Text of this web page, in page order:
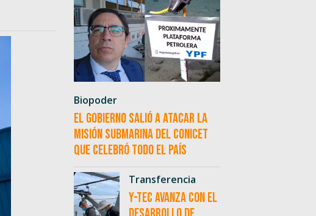
Biopoder
El Gobierno salió a atacar la
misión submarina del CONICET
que celebró todo el país
Transferencia
Y-TEC avanza con el